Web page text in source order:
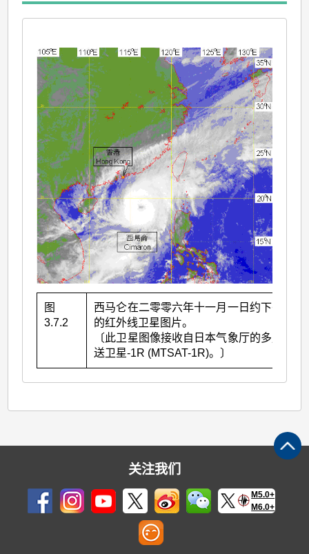
图
3.7.2
西马仑在二零零六年十一月一日约下午二时
的红外线卫星图片。
〔此卫星图像接收自日本气象厅的多用途输
送卫星-1R (MTSAT-1R)。〕
关注我们
M5.0+
M6.0+